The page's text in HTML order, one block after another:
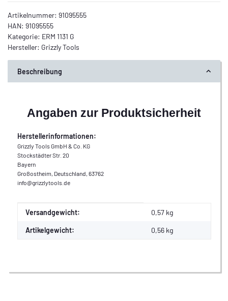
Artikelnummer: 91095555
HAN: 91095555
Kategorie: ERM 1131 G
Hersteller: Grizzly Tools
Beschreibung
Angaben zur Produktsicherheit
Herstellerinformationen:
Grizzly Tools GmbH & Co. KG
Stockstädter Str. 20
Bayern
Großostheim, Deutschland, 63762
info@grizzlytools.de
Produkteigenschaft
Wert
Versandgewicht: 0,57 kg
Artikelgewicht: 0,56 kg